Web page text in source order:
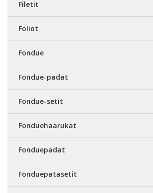
Filetit
Foliot
Fondue
Fondue-padat
Fondue-setit
Fonduehaarukat
Fonduepadat
Fonduepatasetit